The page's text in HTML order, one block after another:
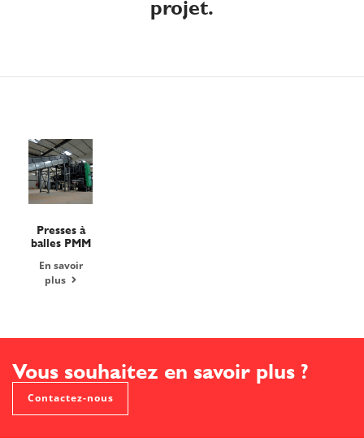
projet.
Presses à
balles PMM
En savoir
plus
Vous souhaitez en savoir plus ?
Contactez-nous